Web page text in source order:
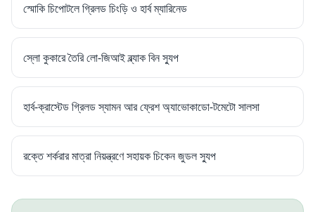
স্মোকি চিপোটলে গ্রিলড চিংড়ি ও হার্ব ম্যারিনেড
স্লো কুকারে তৈরি লো-জিআই ব্ল্যাক বিন স্যুপ
হার্ব-ক্রাস্টেড গ্রিলড স্যামন আর ফ্রেশ অ্যাভোকাডো-টমেটো সালসা
রক্তে শর্করার মাত্রা নিয়ন্ত্রণে সহায়ক চিকেন জুডল স্যুপ